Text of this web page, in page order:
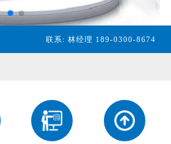
联系: 林经理 189-0300-8674